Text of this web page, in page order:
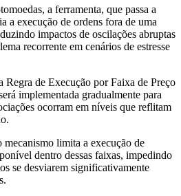
a ferramenta, que passa a
a execução de ordens fora de uma
impactos de oscilações abruptas
recorrente em cenários de estresse
de Execução por Faixa de Preço
implementada gradualmente para
ocorram em níveis que reflitam
mecanismo limita a execução de
dentro dessas faixas, impedindo
se desviarem significativamente